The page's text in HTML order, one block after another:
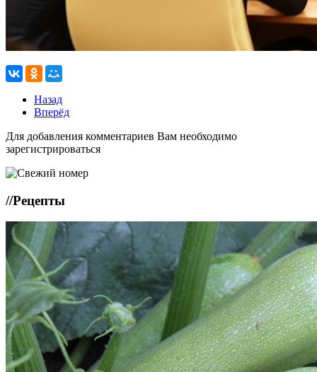
Назад
Вперёд
Для добавления комментариев Вам необходимо
зарегистрироваться
//Рецепты